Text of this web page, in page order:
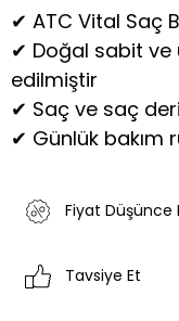
✔ ATC Vital Saç
✔ Doğal sabit
edilmiştir
✔ Saç ve saç
✔ Günlük bakım
Fiyat Düşünce
Tavsiye Et